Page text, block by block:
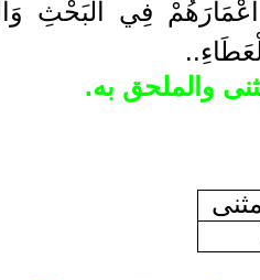
فِي الْبَحْثِ
والملحق به.